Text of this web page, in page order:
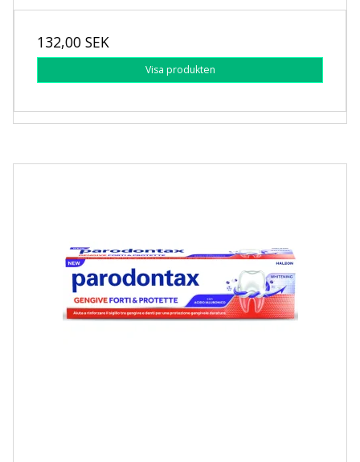
132,00 SEK
Visa produkten